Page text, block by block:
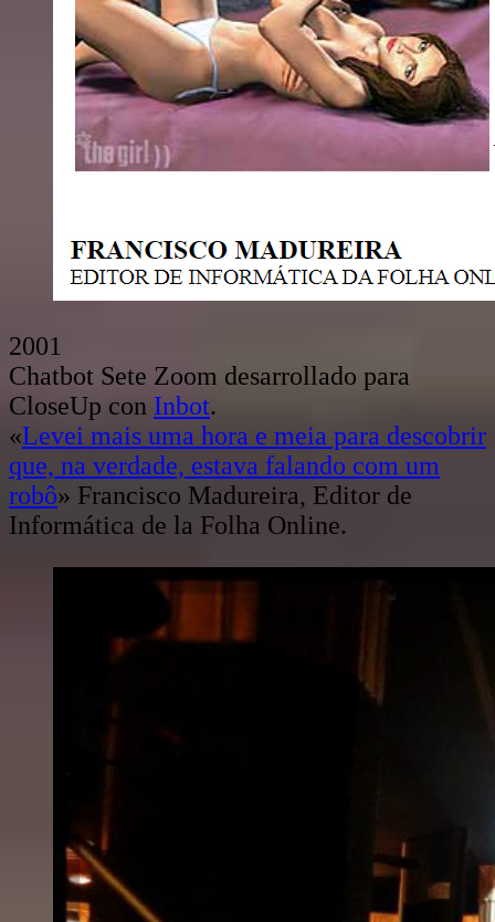
2001
Chatbot Sete Zoom desarrollado para
CloseUp con Inbot.
«Levei mais uma hora e meia para descobrir
que, na verdade, estava falando com um
robô» Francisco Madureira, Editor de
Informática de la Folha Online.